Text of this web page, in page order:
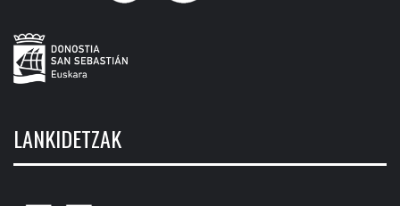
LANKIDETZAK